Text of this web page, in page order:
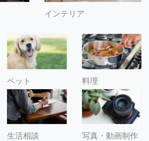
インテリア
ペット 料理
生活相談 写真・動画制作